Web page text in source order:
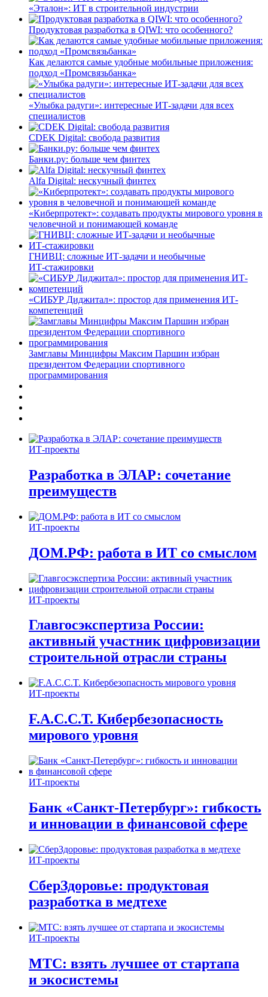
«Эталон»: ИТ в строительной индустрии
Продуктовая разработка в QIWI: что особенного?
Как делаются самые удобные мобильные приложения:
подход «Промсвязьбанка»
«Улыбка радуги»: интересные ИТ-задачи для всех
специалистов
CDEK Digital: свобода развития
Банки.ру: больше чем финтех
Alfa Digital: нескучный финтех
«Киберпротект»: создавать продукты мирового уровня в
человечной и понимающей команде
ГНИВЦ: сложные ИТ‑задачи и необычные
ИТ‑стажировки
«СИБУР Диджитал»: простор для применения ИТ-
компетенций
Замглавы Минцифры Максим Паршин избран
президентом Федерации спортивного
программирования
ИТ-проекты
Разработка в ЭЛАР: сочетание
преимуществ
ИТ-проекты
ДОМ.РФ: работа в ИТ со смыслом
ИТ-проекты
Главгосэкспертиза России:
активный участник цифровизации
строительной отрасли страны
ИТ-проекты
F.A.C.C.T. Кибербезопасность
мирового уровня
ИТ-проекты
Банк «Санкт-Петербург»: гибкость
и инновации в финансовой сфере
ИТ-проекты
СберЗдоровье: продуктовая
разработка в медтехе
ИТ-проекты
МТС: взять лучшее от стартапа
и экосистемы